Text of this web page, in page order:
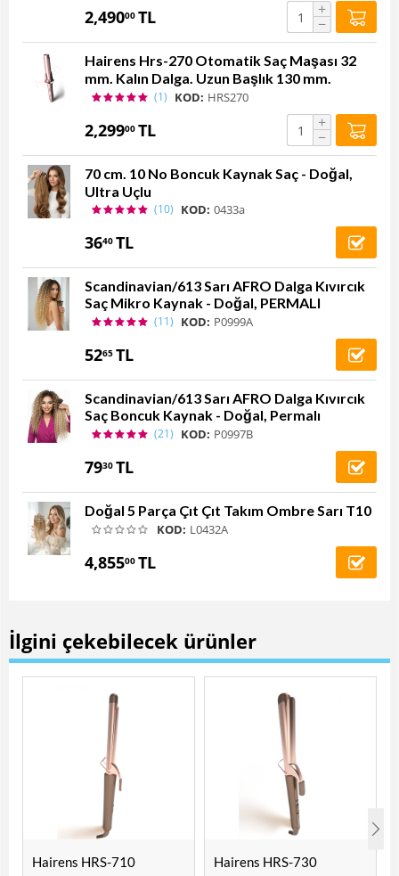
2,49000 TL +
−
Hairens Hrs-270 Otomatik Saç Maşası 32
mm. Kalın Dalga. Uzun Başlık 130 mm.
(1) KOD: HRS270
2,29900 TL +
−
70 cm. 10 No Boncuk Kaynak Saç - Doğal,
Ultra Uçlu
(10) KOD: 0433a
3640 TL
Scandinavian/613 Sarı AFRO Dalga Kıvırcık
Saç Mikro Kaynak - Doğal, PERMALI
(11) KOD: P0999A
5265 TL
Scandinavian/613 Sarı AFRO Dalga Kıvırcık
Saç Boncuk Kaynak - Doğal, Permalı
(21) KOD: P0997B
7930 TL
Doğal 5 Parça Çıt Çıt Takım Ombre Sarı T10
KOD: L0432A
4,85500 TL
İlgini çekebilecek ürünler
Hairens HRS-710
Hairens HRS-730